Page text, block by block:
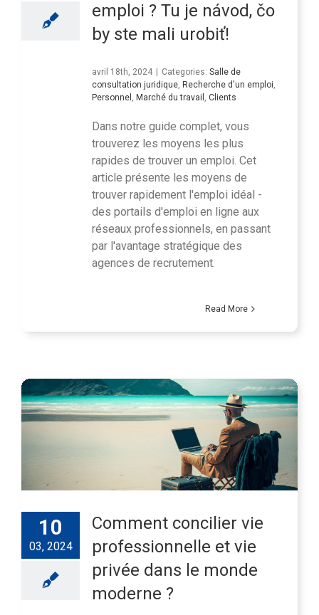
emploi ? Tu je návod, čo
by ste mali urobiť!
avril 18th, 2024 | Categories: Salle de
consultation juridique Recherche d'un emploi
Personnel
Marché du travail Clients
Dans notre guide complet, vous
trouverez les moyens les plus
rapides de trouver un emploi. Cet
article présente les moyens de
trouver rapidement l'emploi idéal -
des portails d'emploi en ligne aux
réseaux professionnels, en passant
par l'avantage stratégique des
agences de recrutement.
Read More
10
03, 2024
Comment concilier vie
professionnelle et vie
privée dans le monde
moderne ?